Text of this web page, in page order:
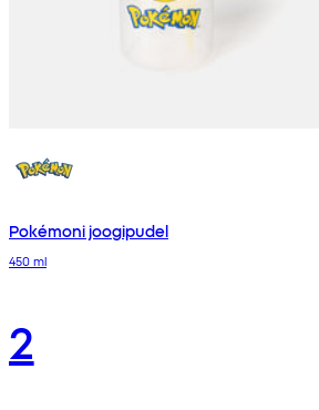
Pokémoni joogipudel
450 ml
2